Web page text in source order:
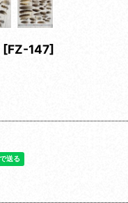
[FZ-147]